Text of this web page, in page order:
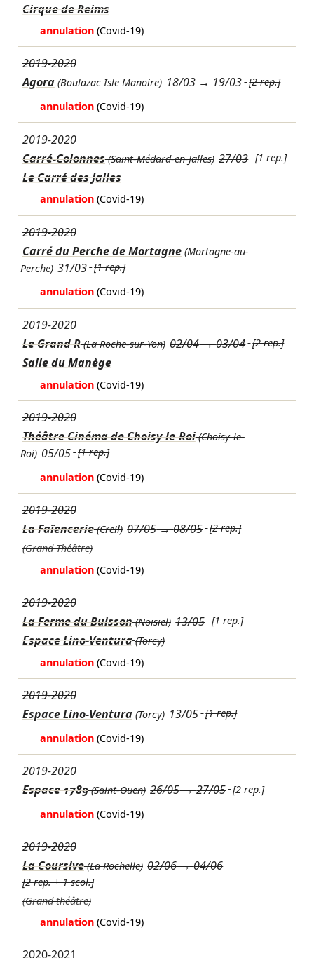
Cirque de Reims
annulation (Covid-19)
2019-2020
Agora(Boulazac Isle Manoire) 18/03→19/03 [2 rep.]
annulation (Covid-19)
2019-2020
Carré-Colonnes(Saint-Médard-en-Jalles) 27/03 [1 rep.]
Le Carré des Jalles
annulation (Covid-19)
2019-2020
Carré du Perche de Mortagne(Mortagne-au-
Perche) 31/03 [1 rep.]
annulation (Covid-19)
2019-2020
Le Grand R(La Roche-sur-Yon) 02/04→03/04 [2 rep.]
Salle du Manège
annulation (Covid-19)
2019-2020
Théâtre Cinéma de Choisy-le-Roi(Choisy-le-
Roi) 05/05 [1 rep.]
annulation (Covid-19)
2019-2020
La Faïencerie(Creil) 07/05→08/05 [2 rep.]
(Grand Théâtre)
annulation (Covid-19)
2019-2020
La Ferme du Buisson(Noisiel) 13/05 [1 rep.]
Espace Lino-Ventura (Torcy)
annulation (Covid-19)
2019-2020
Espace Lino-Ventura(Torcy) 13/05 [1 rep.]
annulation (Covid-19)
2019-2020
Espace 1789(Saint-Ouen) 26/05→27/05 [2 rep.]
annulation (Covid-19)
2019-2020
La Coursive(La Rochelle) 02/06→04/06
[2 rep. + 1 scol.]
(Grand théâtre)
annulation (Covid-19)
2020-2021